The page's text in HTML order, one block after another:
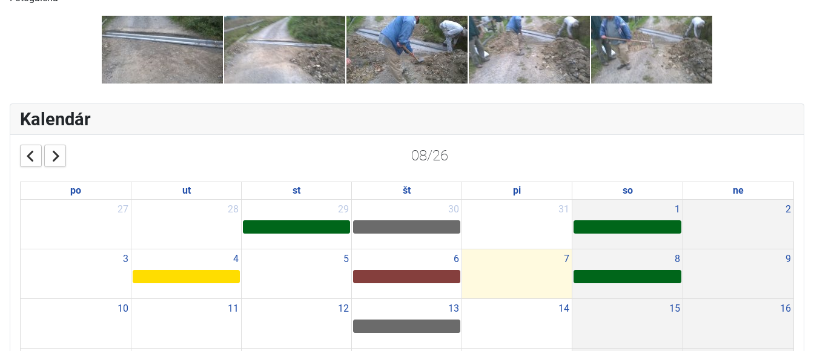
Kalendár
08/26
po ut st št pi so
ne
27
28 29 30 31 1 2
3 4 5 6 7 8 9
10 11 12 13 14 15 16